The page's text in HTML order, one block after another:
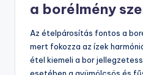
a borélmény
Az ételpárosítás fontos a
mert fokozza az ízek
étel kiemeli a bor